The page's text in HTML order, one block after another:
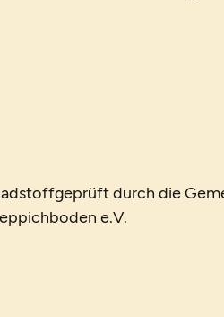
durch die
e.V.